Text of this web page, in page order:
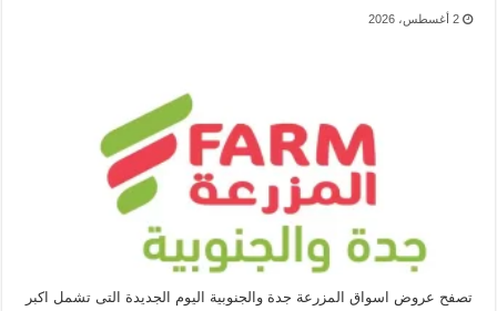
2 أغسطس، 2026
تصفح عروض اسواق المزرعة جدة والجنوبية اليوم الجديدة التى تشمل اكبر